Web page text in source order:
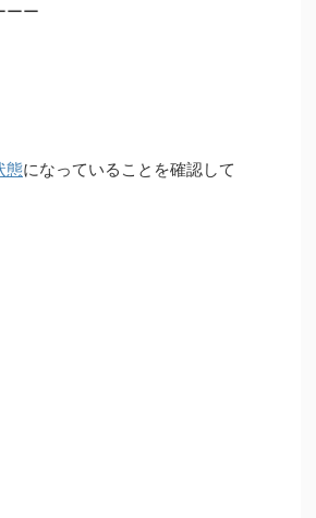
ーー
態になっていることを確認して